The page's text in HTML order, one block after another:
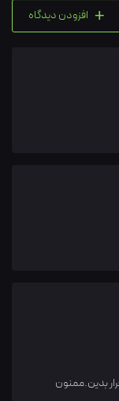
+ افزودن دیدگاه
بدین.ممنون